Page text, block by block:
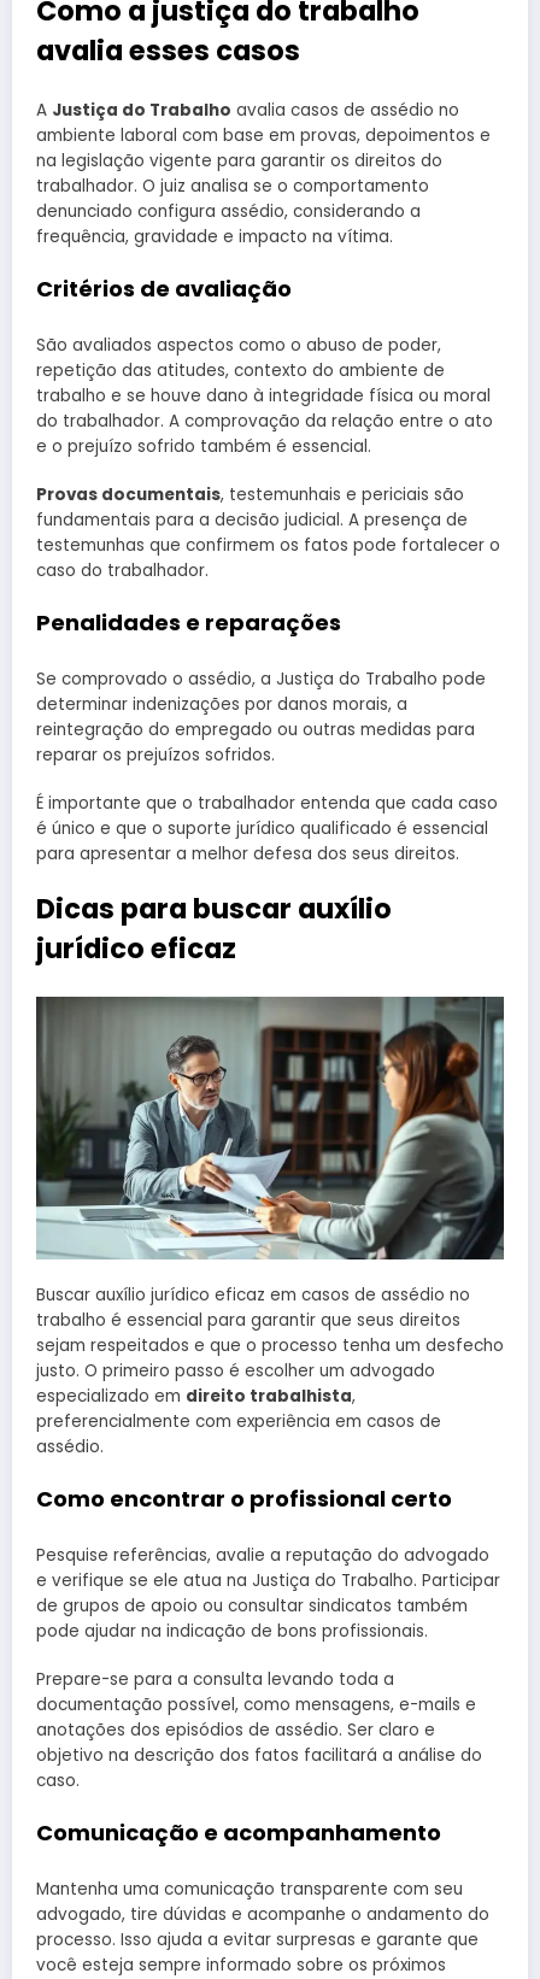
Como a justiça do trabalho
avalia esses casos
A Justiça do Trabalho avalia casos de assédio no
ambiente laboral com base em provas, depoimentos e
na legislação vigente para garantir os direitos do
trabalhador. O juiz analisa se o comportamento
denunciado configura assédio, considerando a
frequência, gravidade e impacto na vítima.
Critérios de avaliação
São avaliados aspectos como o abuso de poder,
repetição das atitudes, contexto do ambiente de
trabalho e se houve dano à integridade física ou moral
do trabalhador. A comprovação da relação entre o ato
e o prejuízo sofrido também é essencial.
Provas documentais, testemunhais e periciais são
fundamentais para a decisão judicial. A presença de
testemunhas que confirmem os fatos pode fortalecer o
caso do trabalhador.
Penalidades e reparações
Se comprovado o assédio, a Justiça do Trabalho pode
determinar indenizações por danos morais, a
reintegração do empregado ou outras medidas para
reparar os prejuízos sofridos.
É importante que o trabalhador entenda que cada caso
é único e que o suporte jurídico qualificado é essencial
para apresentar a melhor defesa dos seus direitos.
Dicas para buscar auxílio
jurídico eficaz
Buscar auxílio jurídico eficaz em casos de assédio no
trabalho é essencial para garantir que seus direitos
sejam respeitados e que o processo tenha um desfecho
justo. O primeiro passo é escolher um advogado
especializado em direito trabalhista,
preferencialmente com experiência em casos de
assédio.
Como encontrar o profissional certo
Pesquise referências, avalie a reputação do advogado
e verifique se ele atua na Justiça do Trabalho. Participar
de grupos de apoio ou consultar sindicatos também
pode ajudar na indicação de bons profissionais.
Prepare-se para a consulta levando toda a
documentação possível, como mensagens, e-mails e
anotações dos episódios de assédio. Ser claro e
objetivo na descrição dos fatos facilitará a análise do
caso.
Comunicação e acompanhamento
Mantenha uma comunicação transparente com seu
advogado, tire dúvidas e acompanhe o andamento do
processo. Isso ajuda a evitar surpresas e garante que
você esteja sempre informado sobre os próximos